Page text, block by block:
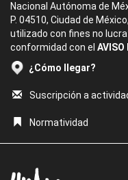
Nacional Autónoma de
P. 04510, Ciudad de
utilizado con fines no
conformidad con el AVISO
¿Cómo llegar?
Suscripción a
Normatividad